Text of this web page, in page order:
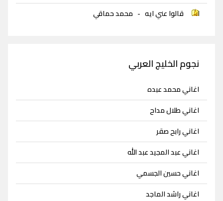
قالوا عني ايه - محمد حماقي
نجوم الخليج العربي
اغاني محمد عبده
اغاني طلال مداح
اغاني رابح صقر
اغاني عبد المجيد عبد الله
اغاني حسين الجسمي
اغاني راشد الماجد